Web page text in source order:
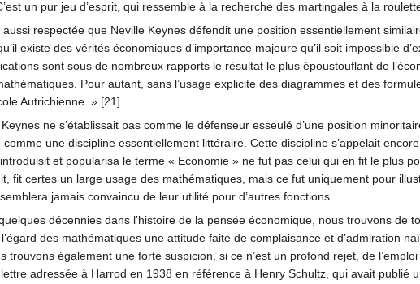
un pur jeu d’esprit, qui ressemble à la recherche des martingales à la
respectée que Neville Keynes défendit une position essentiellement
existe des vérités économiques d’importance majeure qu’il soit impossible
sont sous de nombreux rapports le résultat le plus époustouflant de
Pour autant, sans l’usage explicite des diagrammes et des
Autrichienne. » [21]
ne s’établissait pas comme le défenseur esseulé d’une position
comme une discipline essentiellement littéraire. Cette discipline s’appelait
et popularisa le terme « Economie » ne fut pas celui qui en fit le plus
fit certes un large usage des mathématiques, mais ce fut uniquement pour
jamais convaincu de leur utilité pour d’autres fonctions.
décennies dans l’histoire de la pensée économique, nous trouvons de
des mathématiques une attitude faite de complaisance et d’admiration
trouvons également une forte suspicion, si ce n’est un profond rejet, de
adressée à Harrod en 1938 en référence à Henry Schultz, qui avait publié